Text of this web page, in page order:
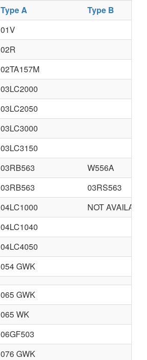
Type A
Type B
01V
02R
02TA157M
03LC2000
03LC2050
03LC3000
03LC3150
03RB563
W556A
03RB563
03RS563
04LC1000
NOT
04LC1040
04LC4050
054 GWK
065 GWK
065 WK
06GF503
076 GWK